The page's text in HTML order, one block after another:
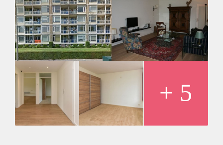
Mogelijk
Inkomen eis
N.V.T.
Huurtermijn
Onbepaalde termijn
Oplevering
Kaal
+ 5